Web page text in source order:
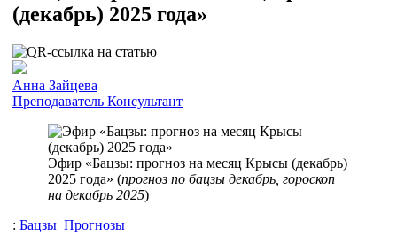
(декабрь) 2025 года»
Анна Зайцева
Преподаватель Консультант
Эфир «Бацзы: прогноз на месяц Крысы (декабрь)
2025 года» (прогноз по бацзы декабрь, гороскоп
на декабрь 2025)
: Бацзы Прогнозы